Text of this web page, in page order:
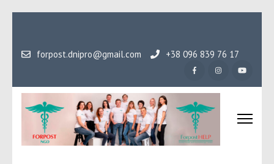
вмісту
Enter)
forpost.dnipro@gmail.com +38 096 839 76 17